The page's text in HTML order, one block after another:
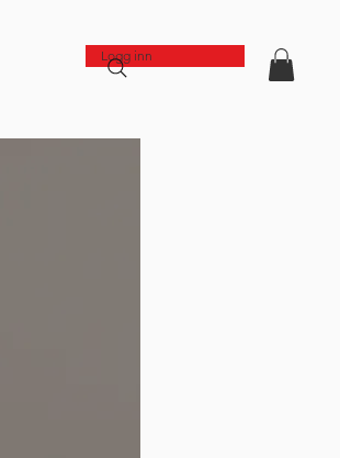
Logg inn